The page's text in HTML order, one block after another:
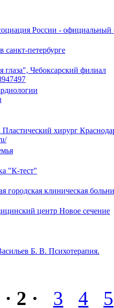
России - официальный
санкт-петербурге
Чебоксарский филиал
хирург
"К-тест"
городская клиническая
центр Новое сечение
Б. В. Психотерапия.
· 2 · 3 4 5